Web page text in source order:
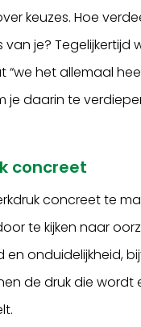
keuzes. Hoe
je?
het allemaal
je daarin te
concreet
concreet te
te kijken naar
en onduidelijkheid,
de druk die